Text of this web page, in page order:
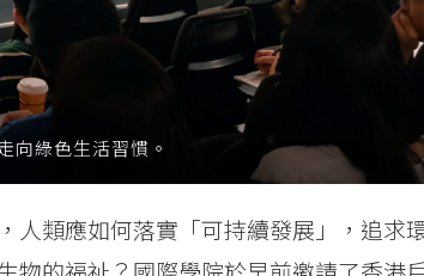
向綠色生活習慣。
人類應如何落實「可持續發展」，追求